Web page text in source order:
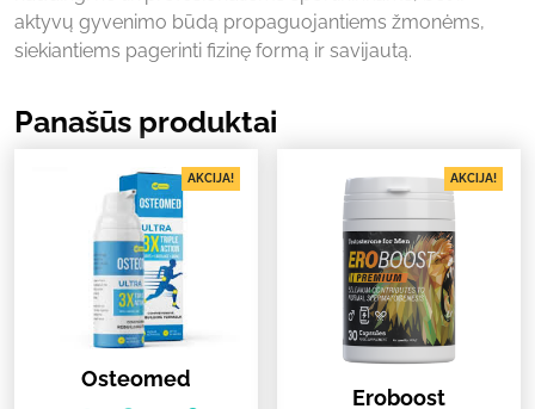
aktyvų gyvenimo būdą propaguojantiems žmonėms,
siekiantiems pagerinti fizinę formą ir savijautą.
Panašūs produktai
AKCIJA!
Osteomed
AKCIJA!
Eroboost